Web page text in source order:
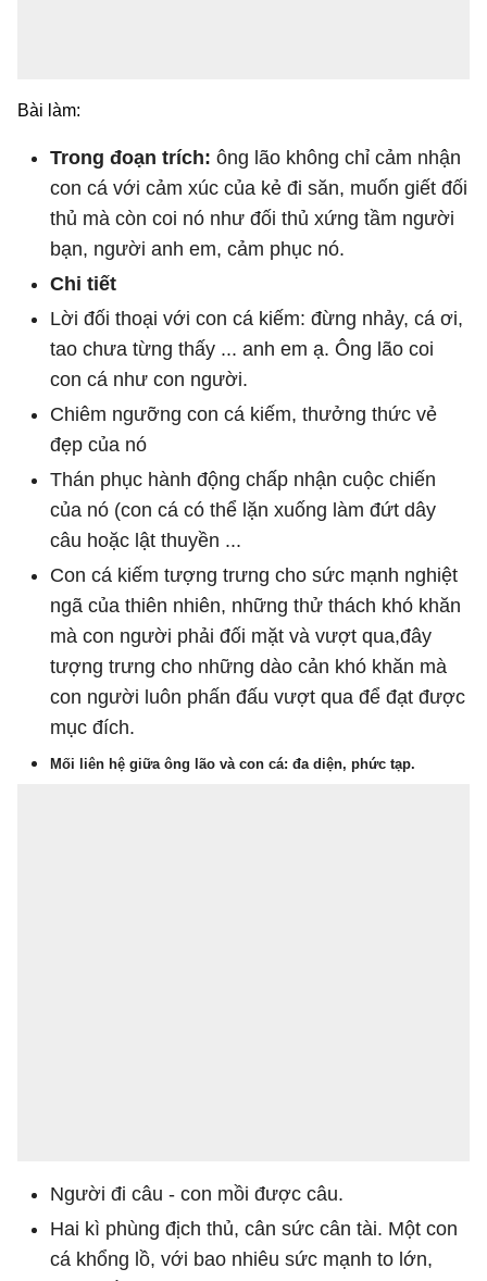
Bài làm:
Trong đoạn trích: ông lão không chỉ cảm nhận
con cá với cảm xúc của kẻ đi săn, muốn giết đối
thủ mà còn coi nó như đối thủ xứng tầm người
bạn, người anh em, cảm phục nó.
Chi tiết
Lời đối thoại với con cá kiếm: đừng nhảy, cá ơi,
tao chưa từng thấy ... anh em ạ. Ông lão coi
con cá như con người.
Chiêm ngưỡng con cá kiếm, thưởng thức vẻ
đẹp của nó
Thán phục hành động chấp nhận cuộc chiến
của nó (con cá có thể lặn xuống làm đứt dây
câu hoặc lật thuyền ...
Con cá kiếm tượng trưng cho sức mạnh nghiệt
ngã của thiên nhiên, những thử thách khó khăn
mà con người phải đối mặt và vượt qua,đây
tượng trưng cho những dào cản khó khăn mà
con người luôn phấn đấu vượt qua để đạt được
mục đích.
Mối liên hệ giữa ông lão và con cá: đa diện, phức tạp.
Người đi câu - con mồi được câu.
Hai kì phùng địch thủ, cân sức cân tài. Một con
cá khổng lồ, với bao nhiêu sức mạnh to lớn,